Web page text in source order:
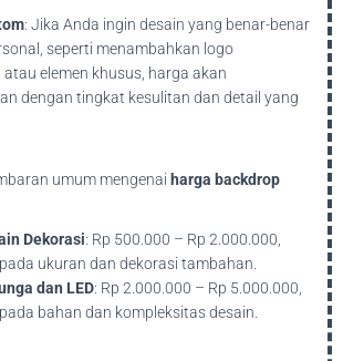
: Jika Anda ingin desain yang benar-benar
seperti menambahkan logo
elemen khusus, harga akan
dengan tingkat kesulitan dan detail yang
umum mengenai harga backdrop
Dekorasi: Rp 500.000 – Rp 2.000.000,
ukuran dan dekorasi tambahan.
dan LED: Rp 2.000.000 – Rp 5.000.000,
bahan dan kompleksitas desain.